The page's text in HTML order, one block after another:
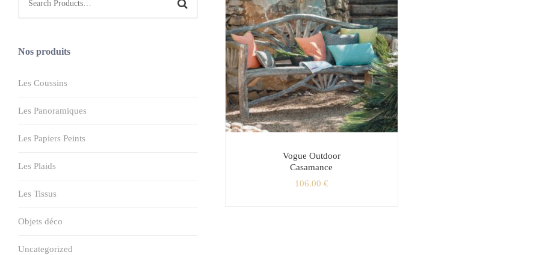
Nos produits
Les Coussins
Les Panoramiques
Les Papiers Peints
Les Plaids
Les Tissus
Objets déco
Uncategorized
Vogue Outdoor
Casamance
106.00 €